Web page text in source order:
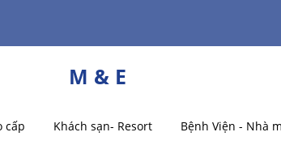
M & E
cấp Khách sạn- Resort Bệnh Viện - Nhà